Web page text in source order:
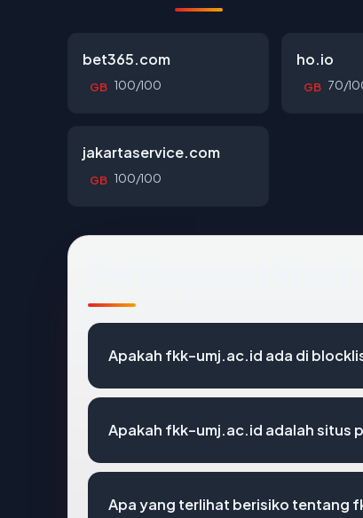
bet365.com
GB 100/100
ho.io
GB 70/
jakartaservice.com
GB 100/100
Apakah fkk-umj.ac.id ada di
Apakah fkk-umj.ac.id adalah situs
Apa yang terlihat berisiko tentang